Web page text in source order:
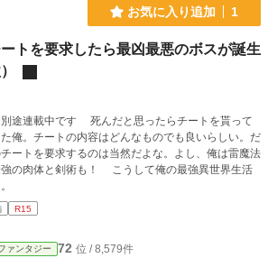
と共に、衛兵としての生活を始めた私とパトリシア
帝国全土を巻き込む陰謀の渦に巻き込まれること
、二人の前に待ち受ける運命とは一体？
お気に入り追加 1
トを要求したら最凶最悪のボスが誕生
と思ったらチートを貰って
俺。チートの内容はどんなものでも良いらしい。だ
ートを要求するのは当然だよな。よし、俺は雷魔法
の肉体と剣術も！ こうして俺の最強異世界生活
R15
ァンタジー 72 位 / 8,579件